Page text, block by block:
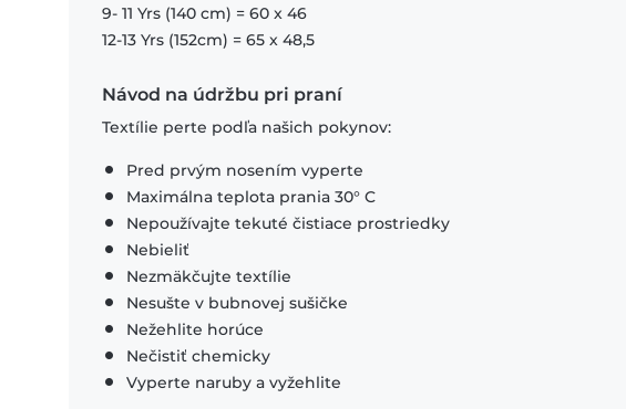
9- 11 Yrs (140 cm) = 60 x 46
12-13 Yrs (152cm) = 65 x 48,5
Návod na údržbu pri praní
Textílie perte podľa našich pokynov:
Pred prvým nosením vyperte
Maximálna teplota prania 30° C
Nepoužívajte tekuté čistiace prostriedky
Nebieliť
Nezmäkčujte textílie
Nesušte v bubnovej sušičke
Nežehlite horúce
Nečistiť chemicky
Vyperte naruby a vyžehlite